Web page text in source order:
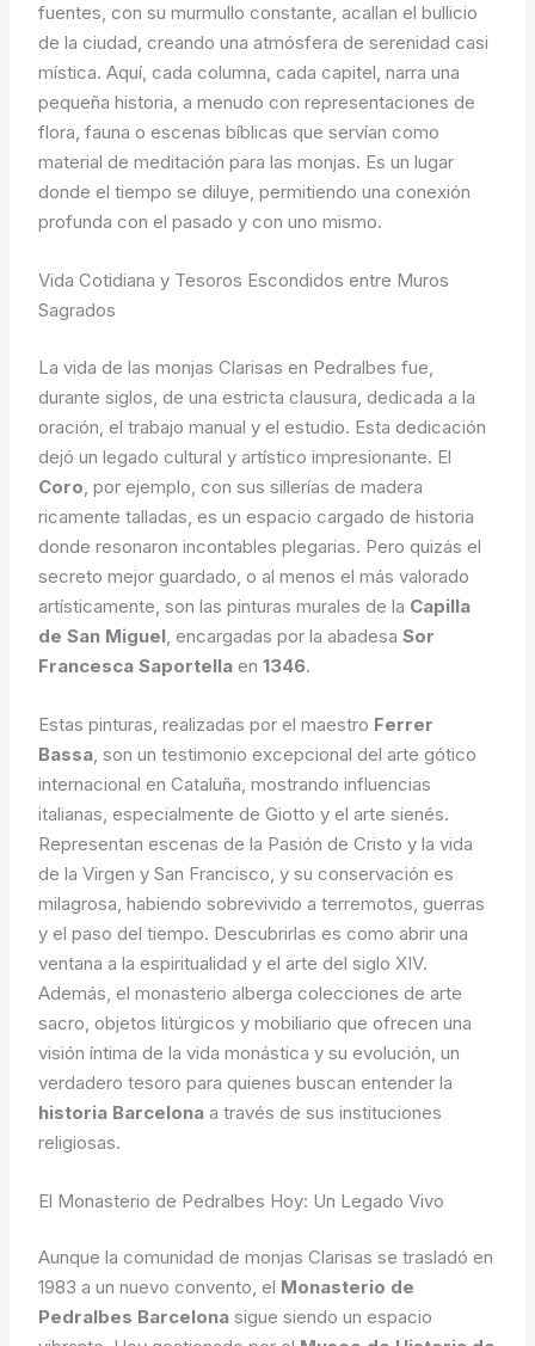
fuentes, con su murmullo constante, acallan el bullicio
de la ciudad, creando una atmósfera de serenidad casi
mística. Aquí, cada columna, cada capitel, narra una
pequeña historia, a menudo con representaciones de
flora, fauna o escenas bíblicas que servían como
material de meditación para las monjas. Es un lugar
donde el tiempo se diluye, permitiendo una conexión
profunda con el pasado y con uno mismo.
Vida Cotidiana y Tesoros Escondidos entre Muros
Sagrados
La vida de las monjas Clarisas en Pedralbes fue,
durante siglos, de una estricta clausura, dedicada a la
oración, el trabajo manual y el estudio. Esta dedicación
dejó un legado cultural y artístico impresionante. El
Coro, por ejemplo, con sus sillerías de madera
ricamente talladas, es un espacio cargado de historia
donde resonaron incontables plegarias. Pero quizás el
secreto mejor guardado, o al menos el más valorado
artísticamente, son las pinturas murales de la Capilla
de San Miguel, encargadas por la abadesaSor
Francesca Saportella en1346.
Estas pinturas, realizadas por el maestro Ferrer
Bassa, son un testimonio excepcional del arte gótico
internacional en Cataluña, mostrando influencias
italianas, especialmente de Giotto y el arte sienés.
Representan escenas de la Pasión de Cristo y la vida
de la Virgen y San Francisco, y su conservación es
milagrosa, habiendo sobrevivido a terremotos, guerras
y el paso del tiempo. Descubrirlas es como abrir una
ventana a la espiritualidad y el arte del siglo XIV.
Además, el monasterio alberga colecciones de arte
sacro, objetos litúrgicos y mobiliario que ofrecen una
visión íntima de la vida monástica y su evolución, un
verdadero tesoro para quienes buscan entender la
historia Barcelona a través de sus instituciones
religiosas.
El Monasterio de Pedralbes Hoy: Un Legado Vivo
Aunque la comunidad de monjas Clarisas se trasladó en
1983 a un nuevo convento, el Monasterio de
Pedralbes Barcelona sigue siendo un espacio